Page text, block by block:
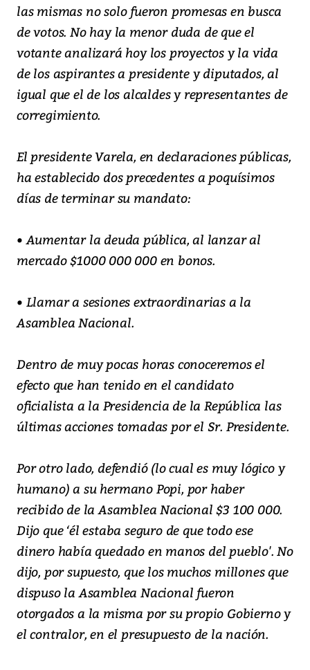
las mismas no solo fueron promesas en busca
de votos. No hay la menor duda de que el
votante analizará hoy los proyectos y la vida
de los aspirantes a presidente y diputados, al
igual que el de los alcaldes y representantes de
corregimiento.
El presidente Varela, en declaraciones públicas,
ha establecido dos precedentes a poquísimos
días de terminar su mandato:
• Aumentar la deuda pública, al lanzar al
mercado $1000 000 000 en bonos.
• Llamar a sesiones extraordinarias a la
Asamblea Nacional.
Dentro de muy pocas horas conoceremos el
efecto que han tenido en el candidato
oficialista a la Presidencia de la República las
últimas acciones tomadas por el Sr. Presidente.
Por otro lado, defendió (lo cual es muy lógico y
humano) a su hermano Popi, por haber
recibido de la Asamblea Nacional $3 100 000.
Dijo que ‘él estaba seguro de que todo ese
dinero había quedado en manos del pueblo'. No
dijo, por supuesto, que los muchos millones que
dispuso la Asamblea Nacional fueron
otorgados a la misma por su propio Gobierno y
el contralor, en el presupuesto de la nación.